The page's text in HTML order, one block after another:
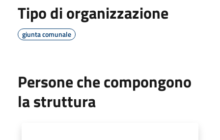
Tipo di organizzazione
giunta comunale
Persone che compongono
la struttura